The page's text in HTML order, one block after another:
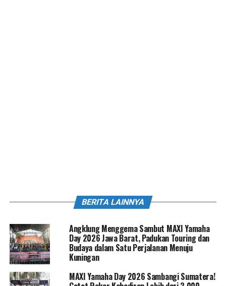
BERITA LAINNYA
Angklung Menggema Sambut MAXI Yamaha
Day 2026 Jawa Barat, Padukan Touring dan
Budaya dalam Satu Perjalanan Menuju
Kuningan
MAXI Yamaha Day 2026 Sambangi Sumatera!